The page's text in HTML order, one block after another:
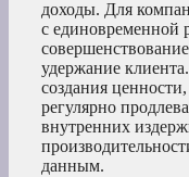
доходы. Для
с единовременной
удержание
создания ценности,
регулярно
внутренних
данным.